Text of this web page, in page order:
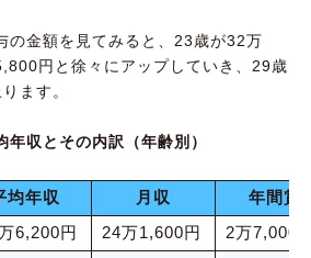
の金額を見てみると、23歳が32万
円と徐々にアップしていき、29歳
ます。
年収とその内訳（年齢別）
均年収 月収
年間賞
6,200円 24万1,600円
2万7,000